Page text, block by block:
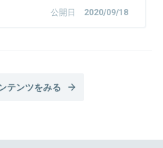
公開日 2020/09/18
テンツをみる